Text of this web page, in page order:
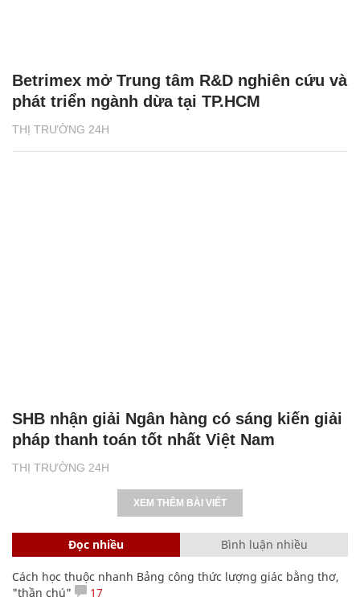
THỊ TRƯỜNG 24H
Betrimex mở Trung tâm R&D nghiên cứu và
phát triển ngành dừa tại TP.HCM
THỊ TRƯỜNG 24H
SHB nhận giải Ngân hàng có sáng kiến giải
pháp thanh toán tốt nhất Việt Nam
XEM THÊM BÀI VIẾT
Đọc nhiều Bình luận nhiều
Cách học thuộc nhanh Bảng công thức lượng giác bằng thơ,
"thần chú"
17